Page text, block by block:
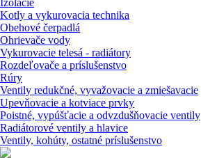
Izolácie
Kotly a vykurovacia technika
Obehové čerpadlá
Ohrievače vody
Vykurovacie telesá - radiátory
Rozdeľovače a príslušenstvo
Rúry
Ventily redukčné, vyvažovacie a zmiešavacie
Upevňovacie a kotviace prvky
Poistné, vypúšťacie a odvzdušňovacie ventily
Radiátorové ventily a hlavice
Ventily, kohúty, ostatné príslušenstvo